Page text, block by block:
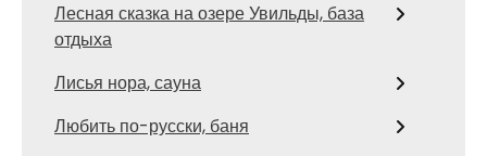
Лесная сказка на озере Увильды, база
отдыха
Лисья нора, сауна
Любить по-русски, баня